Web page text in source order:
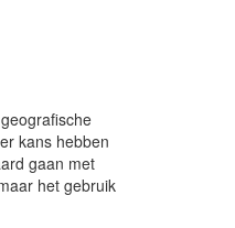
kans hebben
gaan met
het gebruik